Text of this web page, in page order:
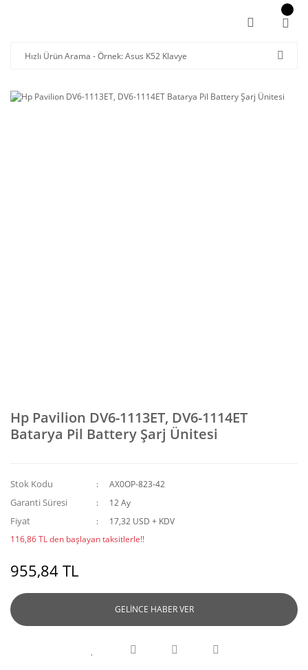
Hp Pavilion DV6-1113ET, DV6-1114ET
Batarya Pil Battery Şarj Ünitesi
Stok Kodu AX0OP-823-42
Garanti Süresi 12 Ay
Fiyat
17,32 USD + KDV
116,86 TL den başlayan taksitlerle!!
955,84 TL
GELİNCE HABER VER